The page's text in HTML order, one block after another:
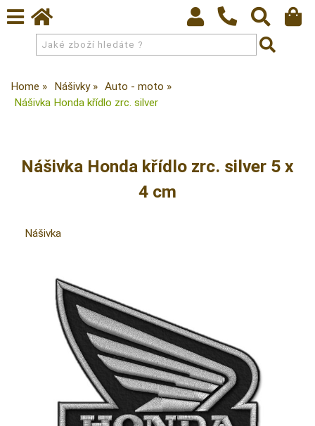
Home Nášivky
Auto - moto
Nášivka Honda křídlo zrc. silver
Nášivka Honda křídlo zrc. silver 5 x
4 cm
Nášivka